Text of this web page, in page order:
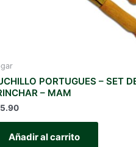
PORTUGUES – SET
– MAM
Añadir al carrito